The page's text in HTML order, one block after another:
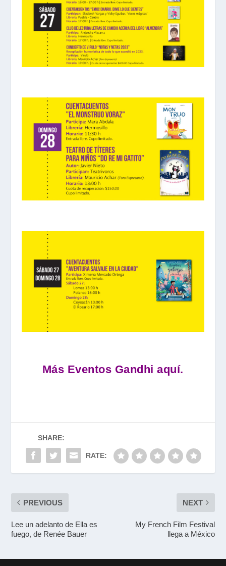
Más Eventos Gandhi aquí.
SHARE:
RATE:
PREVIOUS
Lee un adelanto de Ella es
fuego, de Renée Bauer
NEXT
My French Film Festival
llega a México